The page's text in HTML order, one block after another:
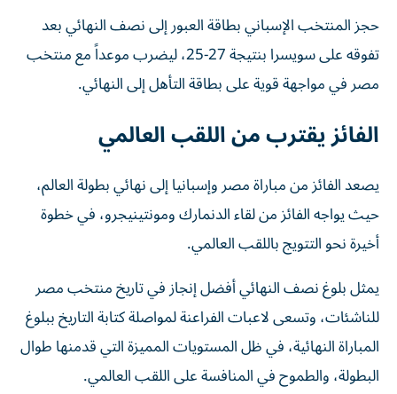
حجز المنتخب الإسباني بطاقة العبور إلى نصف النهائي بعد
تفوقه على سويسرا بنتيجة 27-25، ليضرب موعداً مع منتخب
مصر في مواجهة قوية على بطاقة التأهل إلى النهائي.
الفائز يقترب من اللقب العالمي
يصعد الفائز من مباراة مصر وإسبانيا إلى نهائي بطولة العالم،
حيث يواجه الفائز من لقاء الدنمارك ومونتينيجرو، في خطوة
أخيرة نحو التتويج باللقب العالمي.
يمثل بلوغ نصف النهائي أفضل إنجاز في تاريخ منتخب مصر
للناشئات، وتسعى لاعبات الفراعنة لمواصلة كتابة التاريخ ببلوغ
المباراة النهائية، في ظل المستويات المميزة التي قدمنها طوال
البطولة، والطموح في المنافسة على اللقب العالمي.